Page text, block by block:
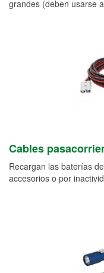
grandes (deben usarse
Cables
Recargan las baterías
accesorios o por